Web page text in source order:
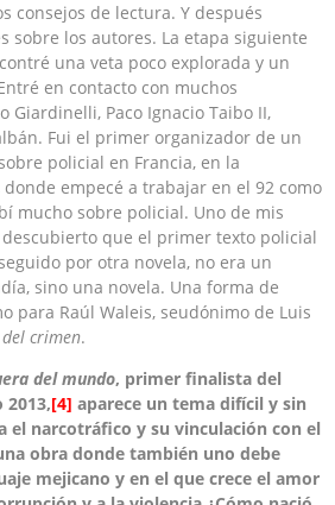
consejos de lectura. Y después
sobre los autores. La etapa siguiente
una veta poco explorada y un
en contacto con muchos
Giardinelli, Paco Ignacio Taibo II,
Fui el primer organizador de un
policial en Francia, en la
empecé a trabajar en el 92 como
mucho sobre policial. Uno de mis
que el primer texto policial
por otra novela, no era un
sino una novela. Una forma de
para Raúl Waleis, seudónimo de Luis
crimen.
del mundo, primer finalista del
2013,[4] aparece un tema difícil y sin
el narcotráfico y su vinculación con el
obra donde también uno debe
mejicano y en el que crece el amor